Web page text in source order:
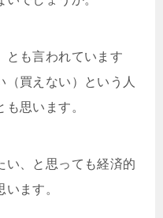
とも言われています
買えない）という人
思います。
い、と思っても経済的
ます。